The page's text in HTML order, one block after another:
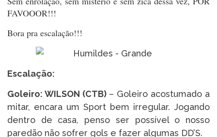
FAVOOOR!!!
Bora pra escalação!!!
Escalação:
Goleiro: WILSON (CTB) – Goleiro acostumado a
mitar, encara um Sport bem irregular. Jogando
dentro de casa, penso ser possível o nosso
paredão não sofrer gols e fazer algumas DD’S.